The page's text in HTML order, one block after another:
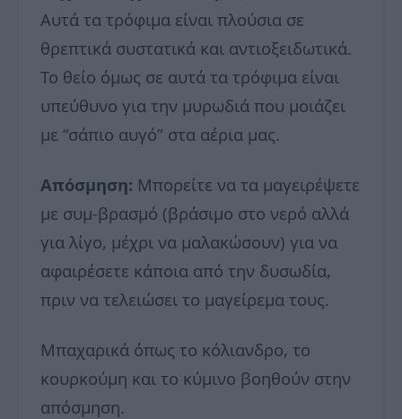
Αυτά τα τρόφιμα είναι πλούσια σε
θρεπτικά συστατικά και αντιοξειδωτικά.
Το θείο όμως σε αυτά τα τρόφιμα είναι
υπεύθυνο για την μυρωδιά που μοιάζει
με “σάπιο αυγό” στα αέρια μας.
Απόσμηση: Μπορείτε να τα μαγειρέψετε
με συμ-βρασμό (βράσιμο στο νερό αλλά
για λίγο, μέχρι να μαλακώσουν) για να
αφαιρέσετε κάποια από την δυσωδία,
πριν να τελειώσει το μαγείρεμα τους.
Μπαχαρικά όπως το κόλιανδρο, το
κουρκούμη και το κύμινο βοηθούν στην
απόσμηση.